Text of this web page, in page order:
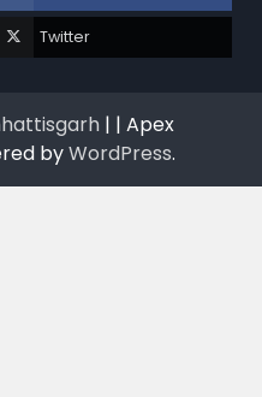
Twitter
| | Apex
byWordPress.